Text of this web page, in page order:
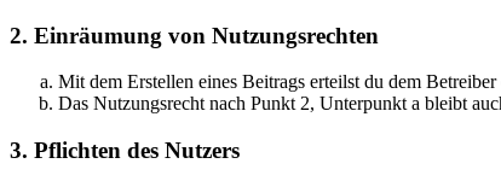
2. Einräumung von Nutzungsrechten
Mit dem Erstellen eines Beitrags erteilst du dem
Das Nutzungsrecht nach Punkt 2, Unterpunkt a bleibt
3. Pflichten des Nutzers